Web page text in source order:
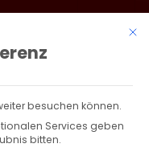
Mit
besuchen können.
Services geben
bitten.